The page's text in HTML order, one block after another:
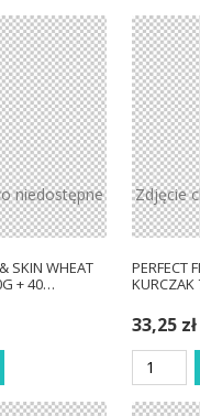
niedostępne
SKIN WHEAT
+ 40…
Zdjęcie
PERFECT
KURCZAK
33,25 zł